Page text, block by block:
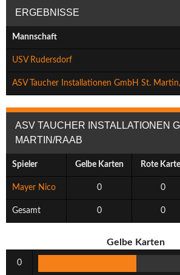
ERGEBNISSE
Mannschaft
USV Rudersdorf
ASV Taucher Installationen GmbH St.
ASV TAUCHER INSTALLATIONEN
MARTIN/RAAB
Spieler Gelbe Karten Rote
Mayer Nico 0 0
Gesamt 0 0
Gelbe Karten
0